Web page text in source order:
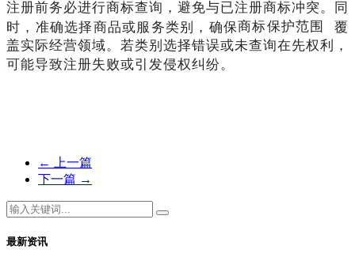
注册前务必进行商标查询，避免与已注册商标冲突。同
时，准确选择商品或服务类别，确保商标保护范围
覆
盖实际经营领域。若类别选择错误或未查询在先权利，
可能导致注册失败或引发侵权纠纷。
←
上一篇
下一篇 →
最新资讯